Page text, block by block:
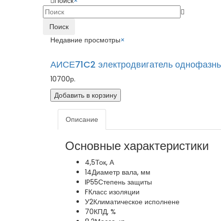
Поиск
Недавние просмотры×
АИСЕ71C2 электродвигатель
10700р.
Добавить в корзину
Описание
Основные характеристики
4,5Ток, А
14Диаметр вала, мм
IP55Степень защиты
FКласс изоляции
У2Климатическое исполнене
70КПД, %